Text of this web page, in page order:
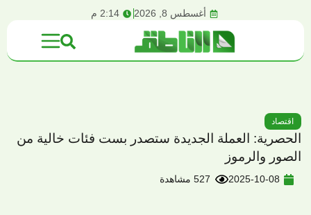
أغسطس 8, 2026 2:14 م
اقتصاد
الحصرية: العملة الجديدة ستصدر بست فئات خالية من
الصور والرموز
2025-10-08 527 مشاهدة